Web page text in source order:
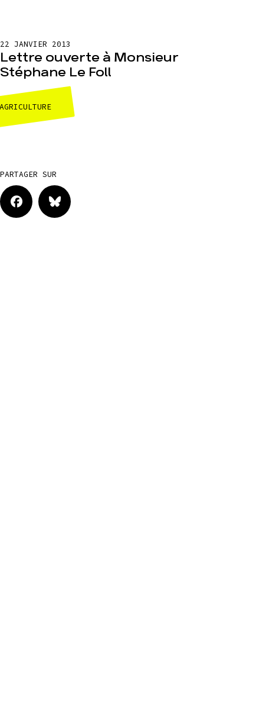
22 JANVIER 2013
Lettre ouverte à Monsieur
Stéphane Le Foll
PARTAGER SUR